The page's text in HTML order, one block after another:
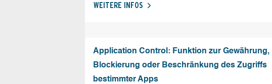
WEITERE INFOS
Application Control: Funktion zur Gewährung,
Blockierung oder Beschränkung des Zugriffs
bestimmter Apps